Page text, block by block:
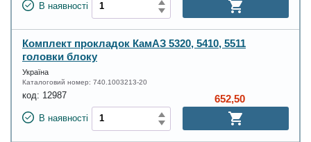
В наявності
Комплект прокладок КамАЗ 5320, 5410, 5511
головки блоку
Україна
Каталоговий номер: 740.1003213-20
код: 12987
В наявності
652,50